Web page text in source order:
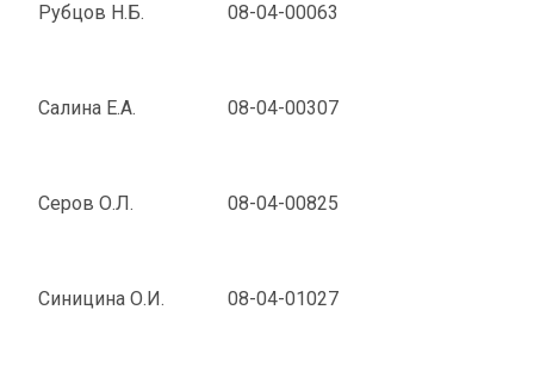
Рубцов Н.Б. 08-04-00063
Салина Е.А. 08-04-00307
Серов О.Л. 08-04-00825
Синицина О.И. 08-04-01027